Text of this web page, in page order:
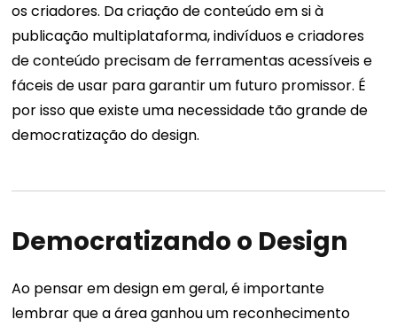
os criadores. Da criação de conteúdo em si à
publicação multiplataforma, indivíduos e criadores
de conteúdo precisam de ferramentas acessíveis e
fáceis de usar para garantir um futuro promissor. É
por isso que existe uma necessidade tão grande de
democratização do design.
Democratizando o Design
Ao pensar em design em geral, é importante
lembrar que a área ganhou um reconhecimento